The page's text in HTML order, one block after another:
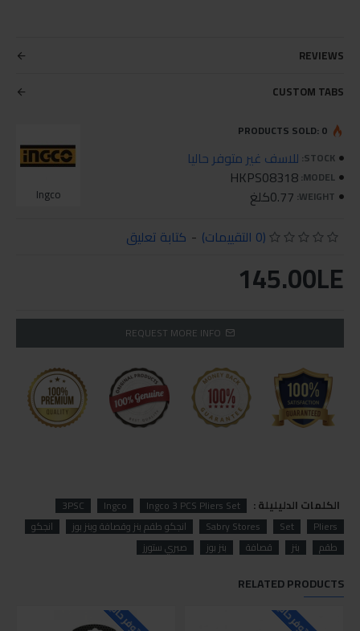
REVIEWS
CUSTOM TABS
STOCK: للاسف غير متوفر حاليا
MODEL:
HKPS08318
WEIGHT: 0.77كلغ Ingco
PRODUCTS SOLD: 0
(0 التقييمات) - كتابة تعليق
145.00LE
REQUEST MORE INFO
الكلمات الدليليلة : Ingco 3 PCS Pliers Set
Ingco
3PSC
Pliers
Set
Sabry Stores انجكو طقم بنز وقصافة وبنز بوز
انجكو
طقم
بنز قصافة بنز بوز صبري ستورز
RELATED PRODUCTS